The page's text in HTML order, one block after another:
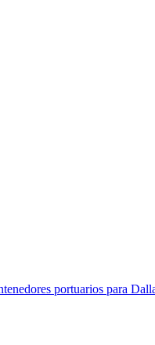
portuarios para